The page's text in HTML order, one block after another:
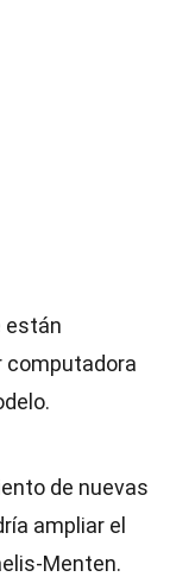
están
computadora
de nuevas
ampliar el
Menten.